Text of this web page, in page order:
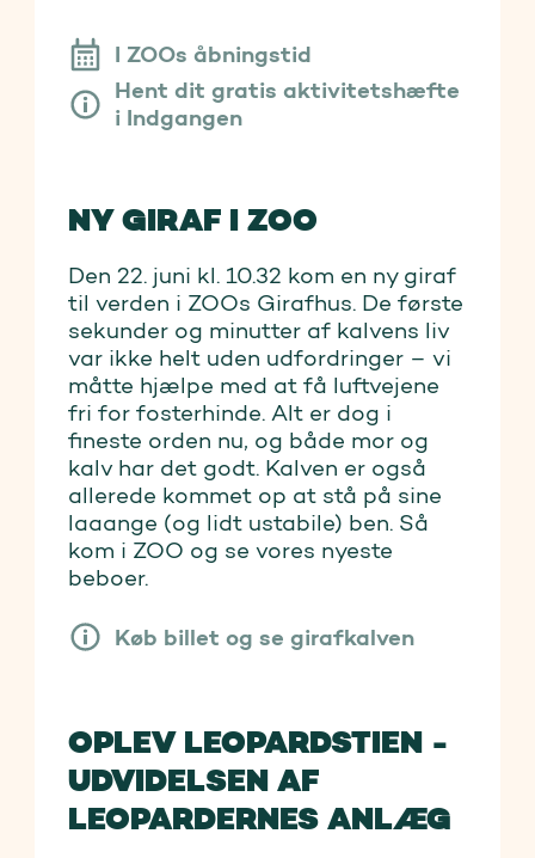
I ZOOs åbningstid
Hent dit gratis aktivitetshæfte
i Indgangen
NY GIRAF I ZOO
Den 22. juni kl. 10.32 kom en ny giraf
til verden i ZOOs Girafhus. De første
sekunder og minutter af kalvens liv
var ikke helt uden udfordringer – vi
måtte hjælpe med at få luftvejene
fri for fosterhinde. Alt er dog i
fineste orden nu, og både mor og
kalv har det godt. Kalven er også
allerede kommet op at stå på sine
laaange (og lidt ustabile) ben. Så
kom i ZOO og se vores nyeste
beboer.
Køb billet og se girafkalven
OPLEV LEOPARDSTIEN -
UDVIDELSEN AF
LEOPARDERNES ANLÆG